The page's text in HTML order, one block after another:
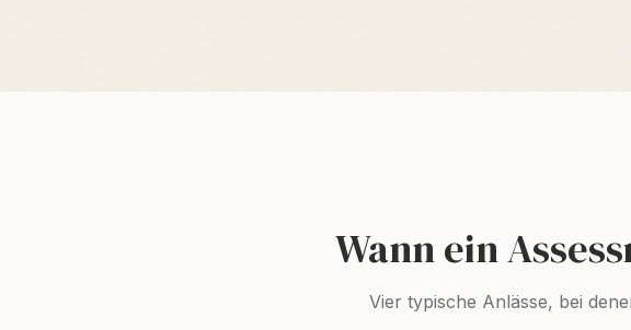
Wann ein
Vier typische Anlässe, bei